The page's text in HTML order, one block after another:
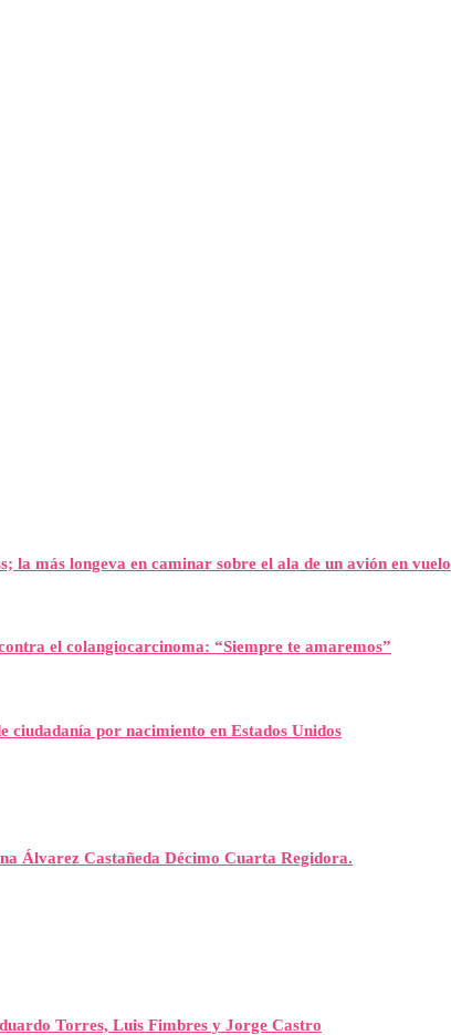
la más longeva en caminar sobre el ala de un avión en vuelo
el colangiocarcinoma: “Siempre te amaremos”
por nacimiento en Estados Unidos
Álvarez Castañeda Décimo Cuarta Regidora.
Torres, Luis Fimbres y Jorge Castro